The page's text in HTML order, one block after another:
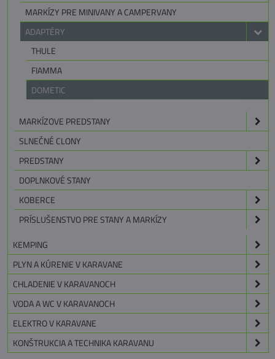
MARKÍZY PRE MINIVANY A CAMPERVANY
ADAPTÉRY
THULE
FIAMMA
DOMETIC
MARKÍZOVE PREDSTANY
SLNEČNÉ CLONY
PREDSTANY
DOPLNKOVÉ STANY
KOBERCE
PRÍSLUŠENSTVO PRE STANY A MARKÍZY
KEMPING
PLYN A KÚRENIE V KARAVANE
CHLADENIE V KARAVANOCH
VODA A WC V KARAVANOCH
ELEKTRO V KARAVANE
KONŠTRUKCIA A TECHNIKA KARAVANU